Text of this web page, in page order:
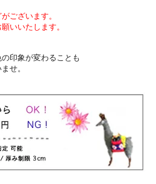
ございます。
いいたします。
印象が変わることも
せ。